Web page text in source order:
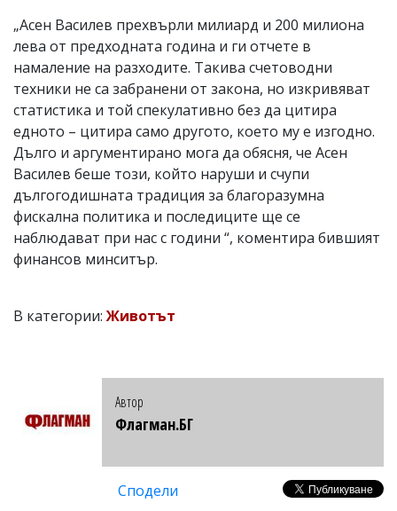
„Асен Василев прехвърли милиард и 200 милиона
лева от предходната година и ги отчете в
намаление на разходите. Такива счетоводни
техники не са забранени от закона, но изкривяват
статистика и той спекулативно без да цитира
едното – цитира само другото, което му е изгодно.
Дълго и аргументирано мога да обясня, че Асен
Василев беше този, който наруши и счупи
дългогодишната традиция за благоразумна
фискална политика и последиците ще се
наблюдават при нас с години “, коментира бившият
финансов минситър.
В категории:Животът
Автор
Флагман.БГ
Сподели